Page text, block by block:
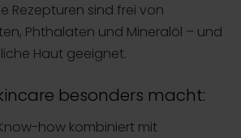
Rezepturen sind frei von
Phthalaten und Mineralöl – und
Haut geeignet.
besonders macht:
how kombiniert mit